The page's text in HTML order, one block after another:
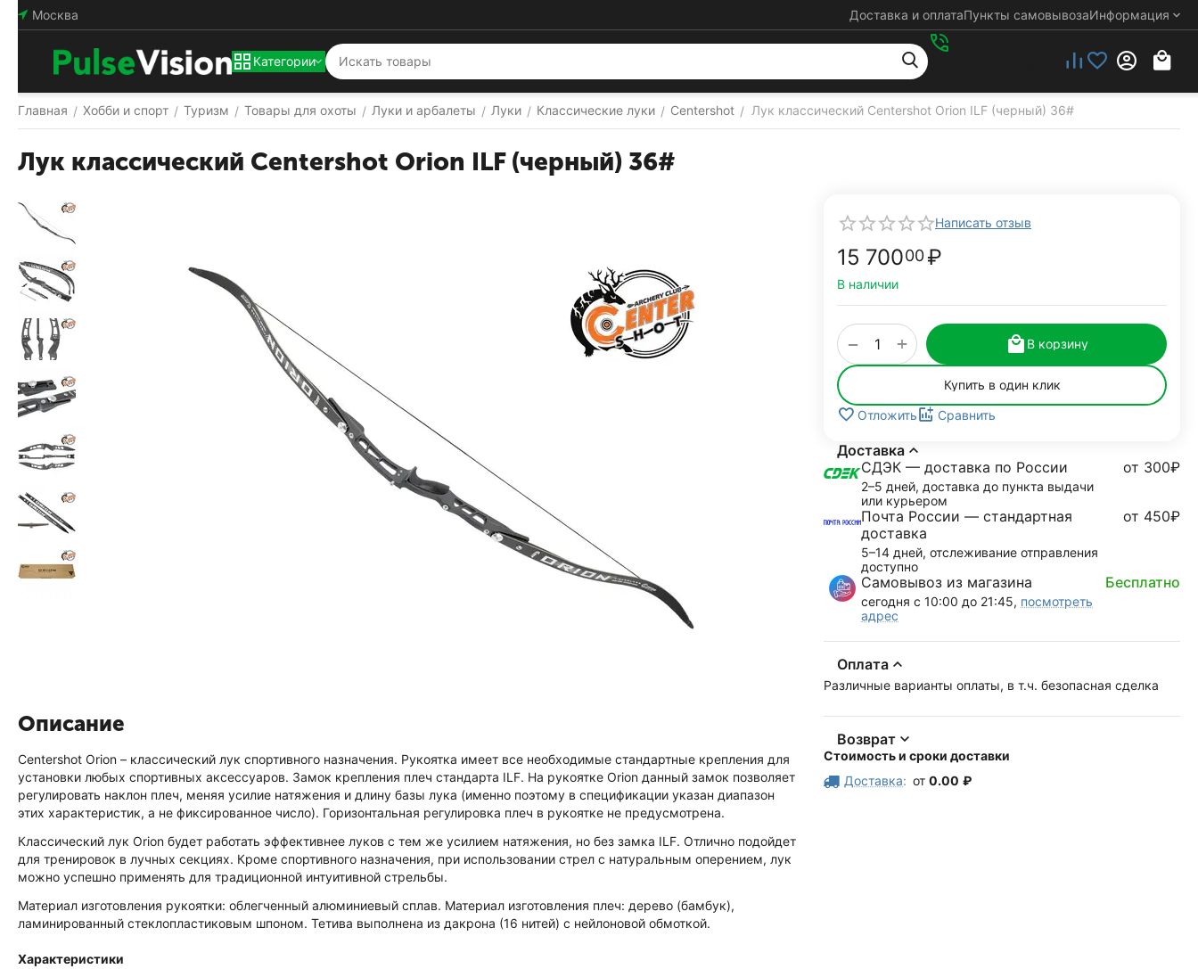
Москва Доставка и оплатаПункты самовывозаИнформация
Категории
Главная / Хобби и спорт / Туризм / Товары для охоты / Луки и арбалеты / Луки / Классические луки / Centershot / Лук классический Centershot Orion ILF (черный) 36#
Лук классический Centershot Orion ILF (черный) 36#
Написать отзыв
15 70000₽
В наличии
+
− В корзину
Купить в один клик
Отложить
Сравнить
Доставка
СДЭК — доставка по России
2–5 дней, доставка до пункта выдачи
или курьером
от 300₽
Почта России — стандартная
доставка
5–14 дней, отслеживание отправления
доступно
от 450₽
Самовывоз из магазина
сегодня с 10:00 до 21:45, посмотреть
адрес
Бесплатно
Оплата
Различные варианты оплаты, в т.ч. безопасная сделка
Возврат
Стоимость и сроки доставки
Доставка: от 0.00 ₽
Описание
Centershot Orion – классический лук спортивного назначения. Рукоятка имеет все необходимые стандартные крепления для
установки любых спортивных аксессуаров. Замок крепления плеч стандарта ILF. На рукоятке Orion данный замок позволяет
регулировать наклон плеч, меняя усилие натяжения и длину базы лука (именно поэтому в спецификации указан диапазон
этих характеристик, а не фиксированное число). Горизонтальная регулировка плеч в рукоятке не предусмотрена.
Классический лук Orion будет работать эффективнее луков с тем же усилием натяжения, но без замка ILF. Отлично подойдет
для тренировок в лучных секциях. Кроме спортивного назначения, при использовании стрел с натуральным оперением, лук
можно успешно применять для традиционной интуитивной стрельбы.
Материал изготовления рукоятки: облегченный алюминиевый сплав. Материал изготовления плеч: дерево (бамбук),
ламинированный стеклопластиковым шпоном. Тетива выполнена из дакрона (16 нитей) с нейлоновой обмоткой.
Характеристики